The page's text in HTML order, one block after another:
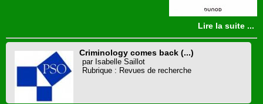
Lire la suite ...
Criminology comes back (...)
par Isabelle Saillot
Rubrique : Revues de recherche